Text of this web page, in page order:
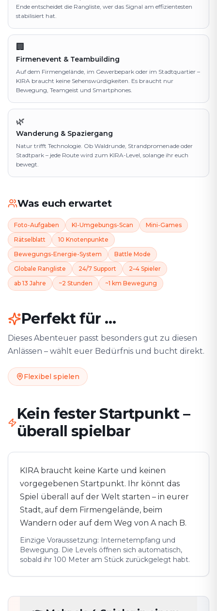
Ende entscheidet die Rangliste, wer das Signal am effizientesten
stabilisiert hat.
🏢
Firmenevent & Teambuilding
Auf dem Firmengelände, im Gewerbepark oder im Stadtquartier –
KIRA braucht keine Sehenswürdigkeiten. Es braucht nur
Bewegung, Teamgeist und Smartphones.
🌿
Wanderung & Spaziergang
Natur trifft Technologie. Ob Waldrunde, Strandpromenade oder
Stadtpark – jede Route wird zum KIRA-Level, solange ihr euch
bewegt.
Was euch erwartet
Foto-Aufgaben KI-Umgebungs-Scan
Mini-Games
Rätselblatt
10 Knotenpunkte
Bewegungs-Energie-System
Battle Mode
Globale Rangliste
24/7 Support
2–4 Spieler
ab 13 Jahre
~2 Stunden ~1 km Bewegung
Perfekt für …
Dieses Abenteuer passt besonders gut zu diesen
Anlässen – wählt euer Bedürfnis und bucht direkt.
Flexibel spielen
Kein fester Startpunkt –
überall spielbar
KIRA braucht keine Karte und keinen
vorgegebenen Startpunkt. Ihr könnt das
Spiel überall auf der Welt starten – in eurer
Stadt, auf dem Firmengelände, beim
Wandern oder auf dem Weg von A nach B.
Einzige Voraussetzung: Internetempfang und
Bewegung. Die Levels öffnen sich automatisch,
sobald ihr 100 Meter am Stück zurückgelegt habt.